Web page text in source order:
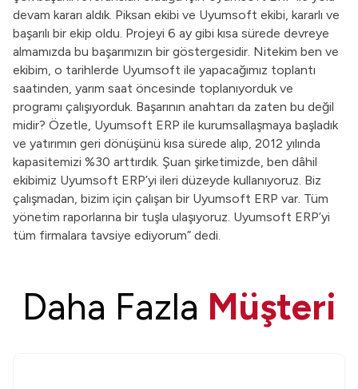
devam kararı aldık. Piksan ekibi ve Uyumsoft ekibi, kararlı ve
başarılı bir ekip oldu. Projeyi 6 ay gibi kısa sürede devreye
almamızda bu başarımızın bir göstergesidir. Nitekim ben ve
ekibim, o tarihlerde Uyumsoft ile yapacağımız toplantı
saatinden, yarım saat öncesinde toplanıyorduk ve
programı çalışıyorduk. Başarının anahtarı da zaten bu değil
midir? Özetle, Uyumsoft ERP ile kurumsallaşmaya başladık
ve yatırımın geri dönüşünü kısa sürede alıp, 2012 yılında
kapasitemizi %30 arttırdık. Şuan şirketimizde, ben dâhil
ekibimiz Uyumsoft ERP’yi ileri düzeyde kullanıyoruz. Biz
çalışmadan, bizim için çalışan bir Uyumsoft ERP var. Tüm
yönetim raporlarına bir tuşla ulaşıyoruz. Uyumsoft ERP’yi
tüm firmalara tavsiye ediyorum” dedi.
Daha Fazla Müşteri